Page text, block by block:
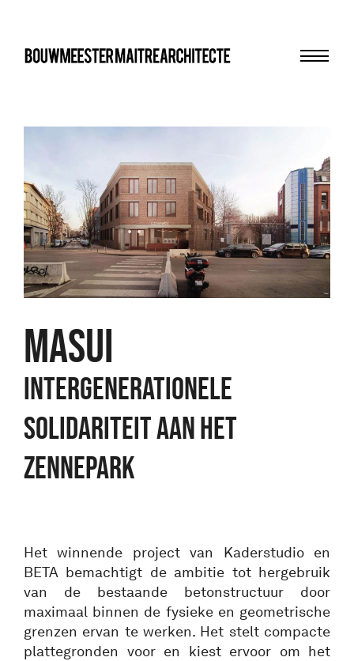
bma
MASUI
INTERGENERATIONELE
SOLIDARITEIT AAN HET
ZENNEPARK
Het winnende project van Kaderstudio en
BETA bemachtigt de ambitie tot hergebruik
van de bestaande betonstructuur door
maximaal binnen de fysieke en geometrische
grenzen ervan te werken. Het stelt compacte
plattegronden voor en kiest ervoor om het